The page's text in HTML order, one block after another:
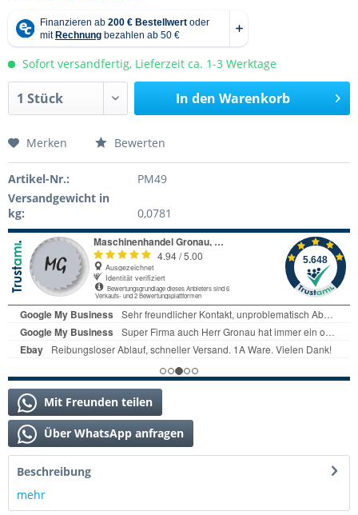
Sofort versandfertig, Lieferzeit ca. 1-3 Werktage
In den Warenkorb
Merken Bewerten
Artikel-Nr.:
PM49
Versandgewicht in
kg:
0,0781
Mit Freunden teilen
Über WhatsApp anfragen
Beschreibung
mehr